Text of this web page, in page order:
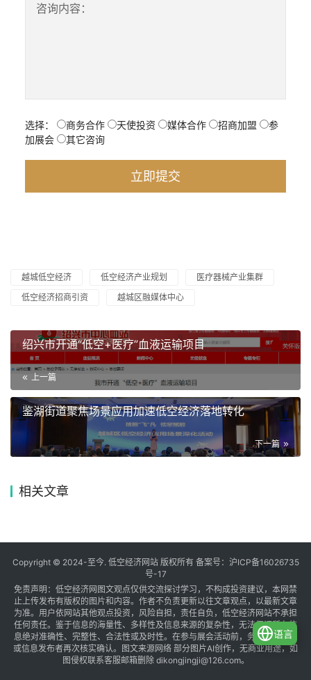
咨询内容：
选择： 商务合作 天使投资 媒体合作 招商加盟
参
加展会
其它咨询
越城低空经济 低空经济产业规划
医疗器械产业集群
低空经济招商引资
越城区融媒体中心
绍兴市开通“低空+医疗”血液运输项目
上一篇
鉴湖街道聚焦场景应用加速低空经济落地转化
下一篇
相关文章
Copyright © 2024-至今. 低空经济网站 版权所有 备案号： 沪ICP备16026735
号-17
免责声明：低空经济网图文观点仅供交流探讨学习，不构成投资建议，本网禁
止上传发布有版权的图片和内容。作者不负责更新以往文章观点，以最新文章
为准。用户依网站其他观点投资，风险自担，责任自负，低空经济网站不承担
任何责任。鉴于信息的海量性、多样性及信息来源的复杂性，无法保证所有信
息绝对准确性、完整性、合法性或及时性。在参与展会活动前，务必与组织方
或信息发布者再次核实确认。图文来源网络 部分图片AI创作，无商业用途，如
图侵权联系客服邮箱删除 dikongjingji@126.com。
语言